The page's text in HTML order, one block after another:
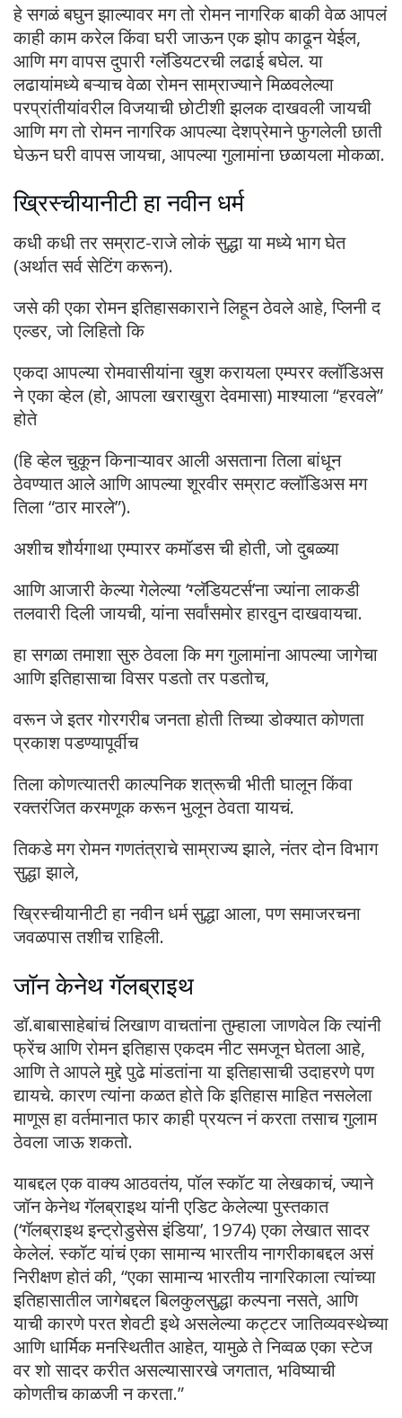
हे सगळं बघुन झाल्यावर मग तो रोमन नागरिक बाकी वेळ आपलं
काही काम करेल किंवा घरी जाऊन एक झोप काढून येईल,
आणि मग वापस दुपारी ग्लॅडियटरची लढाई बघेल. या
लढायांमध्ये बऱ्याच वेळा रोमन साम्राज्याने मिळवलेल्या
परप्रांतीयांवरील विजयाची छोटीशी झलक दाखवली जायची
आणि मग तो रोमन नागरिक आपल्या देशप्रेमाने फुगलेली छाती
घेऊन घरी वापस जायचा, आपल्या गुलामांना छळायला मोकळा.
ख्रिस्चीयानीटी हा नवीन धर्म
कधी कधी तर सम्राट-राजे लोकं सुद्धा या मध्ये भाग घेत
(अर्थात सर्व सेटिंग करून).
जसे की एका रोमन इतिहासकाराने लिहून ठेवले आहे, प्लिनी द
एल्डर, जो लिहितो कि
एकदा आपल्या रोमवासीयांना खुश करायला एम्परर क्लॉडिअस
ने एका व्हेल (हो, आपला खराखुरा देवमासा) माश्याला “हरवले”
होते
(हि व्हेल चुकून किनाऱ्यावर आली असताना तिला बांधून
ठेवण्यात आले आणि आपल्या शूरवीर सम्राट क्लॉडिअस मग
तिला “ठार मारले”).
अशीच शौर्यगाथा एम्पारर कमॉडस ची होती, जो दुबळ्या
आणि आजारी केल्या गेलेल्या ‘ग्लॅडियटर्स’ना ज्यांना लाकडी
तलवारी दिली जायची, यांना सर्वांसमोर हारवुन दाखवायचा.
हा सगळा तमाशा सुरु ठेवला कि मग गुलामांना आपल्या जागेचा
आणि इतिहासाचा विसर पडतो तर पडतोच,
वरून जे इतर गोरगरीब जनता होती तिच्या डोक्यात कोणता
प्रकाश पडण्यापूर्वीच
तिला कोणत्यातरी काल्पनिक शत्रूची भीती घालून किंवा
रक्तरंजित करमणूक करून भुलून ठेवता यायचं.
तिकडे मग रोमन गणतंत्राचे साम्राज्य झाले, नंतर दोन विभाग
सुद्धा झाले,
ख्रिस्चीयानीटी हा नवीन धर्म सुद्धा आला, पण समाजरचना
जवळपास तशीच राहिली.
जॉन केनेथ गॅलब्राइथ
डॉ.बाबासाहेबांचं लिखाण वाचतांना तुम्हाला जाणवेल कि त्यांनी
फ्रेंच आणि रोमन इतिहास एकदम नीट समजून घेतला आहे,
आणि ते आपले मुद्दे पुढे मांडतांना या इतिहासाची उदाहरणे पण
द्यायचे. कारण त्यांना कळत होते कि इतिहास माहित नसलेला
माणूस हा वर्तमानात फार काही प्रयत्न नं करता तसाच गुलाम
ठेवला जाऊ शकतो.
याबद्दल एक वाक्य आठवतंय, पॉल स्कॉट या लेखकाचं, ज्याने
जॉन केनेथ गॅलब्राइथ यांनी एडिट केलेल्या पुस्तकात
(‘गॅलब्राइथ इन्ट्रोडुसेस इंडिया’, 1974) एका लेखात सादर
केलेलं. स्कॉट यांचं एका सामान्य भारतीय नागरीकाबद्दल असं
निरीक्षण होतं की, “एका सामान्य भारतीय नागरिकाला त्यांच्या
इतिहासातील जागेबद्दल बिलकुलसुद्धा कल्पना नसते, आणि
याची कारणे परत शेवटी इथे असलेल्या कट्टर जातिव्यवस्थेच्या
आणि धार्मिक मनस्थितीत आहेत, यामुळे ते निव्वळ एका स्टेज
वर शो सादर करीत असल्यासारखे जगतात, भविष्याची
कोणतीच काळजी न करता.”